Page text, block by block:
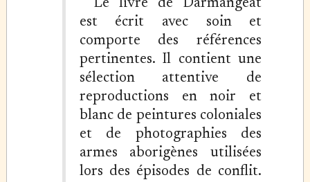
Le livre de Darmangeat
est écrit avec soin et
comporte des références
pertinentes. Il contient une
sélection attentive de
reproductions en noir et
blanc de peintures coloniales
et de photographies des
armes aborigènes utilisées
lors des épisodes de conflit.